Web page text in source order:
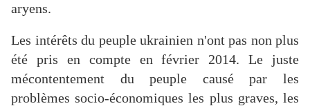
aryens.
Les intérêts du peuple ukrainien n'ont pas non plus
été pris en compte en février 2014. Le juste
mécontentement du peuple causé par les
problèmes socio-économiques les plus graves, les